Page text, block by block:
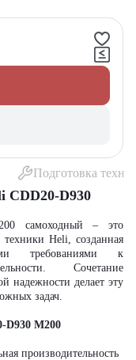
Подготовка
CDD20-D930
самоходный – это
техники Heli, созданная
требованиями к
Сочетание
надежности делает эту
задач.
D930 M200
производительность